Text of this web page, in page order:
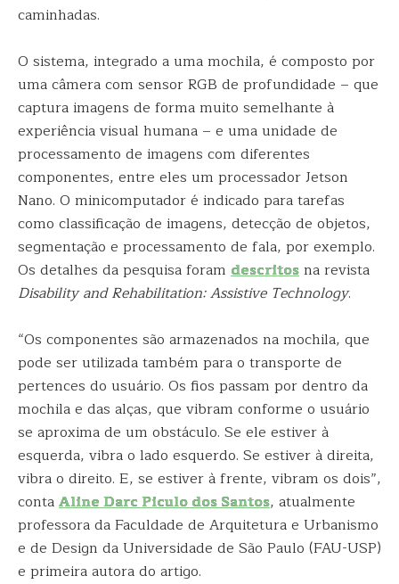
caminhadas.
O sistema, integrado a uma mochila, é composto por
uma câmera com sensor RGB de profundidade – que
captura imagens de forma muito semelhante à
experiência visual humana – e uma unidade de
processamento de imagens com diferentes
componentes, entre eles um processador Jetson
Nano. O minicomputador é indicado para tarefas
como classificação de imagens, detecção de objetos,
segmentação e processamento de fala, por exemplo.
Os detalhes da pesquisa foram descritosna revista
Disability and Rehabilitation: Assistive Technology.
“Os componentes são armazenados na mochila, que
pode ser utilizada também para o transporte de
pertences do usuário. Os fios passam por dentro da
mochila e das alças, que vibram conforme o usuário
se aproxima de um obstáculo. Se ele estiver à
esquerda, vibra o lado esquerdo. Se estiver à direita,
vibra o direito. E, se estiver à frente, vibram os dois”,
contaAline Darc Piculo dos Santos, atualmente
professora da Faculdade de Arquitetura e Urbanismo
e de Design da Universidade de São Paulo (FAU-USP)
e primeira autora do artigo.